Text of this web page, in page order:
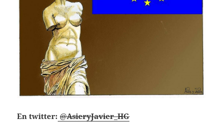
En twitter: ‏@AsieryJavier_HG